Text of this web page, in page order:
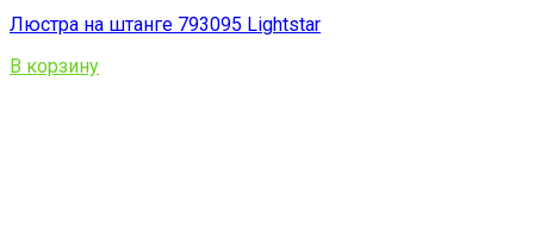
Люстра на штанге 793095 Lightstar
В корзину